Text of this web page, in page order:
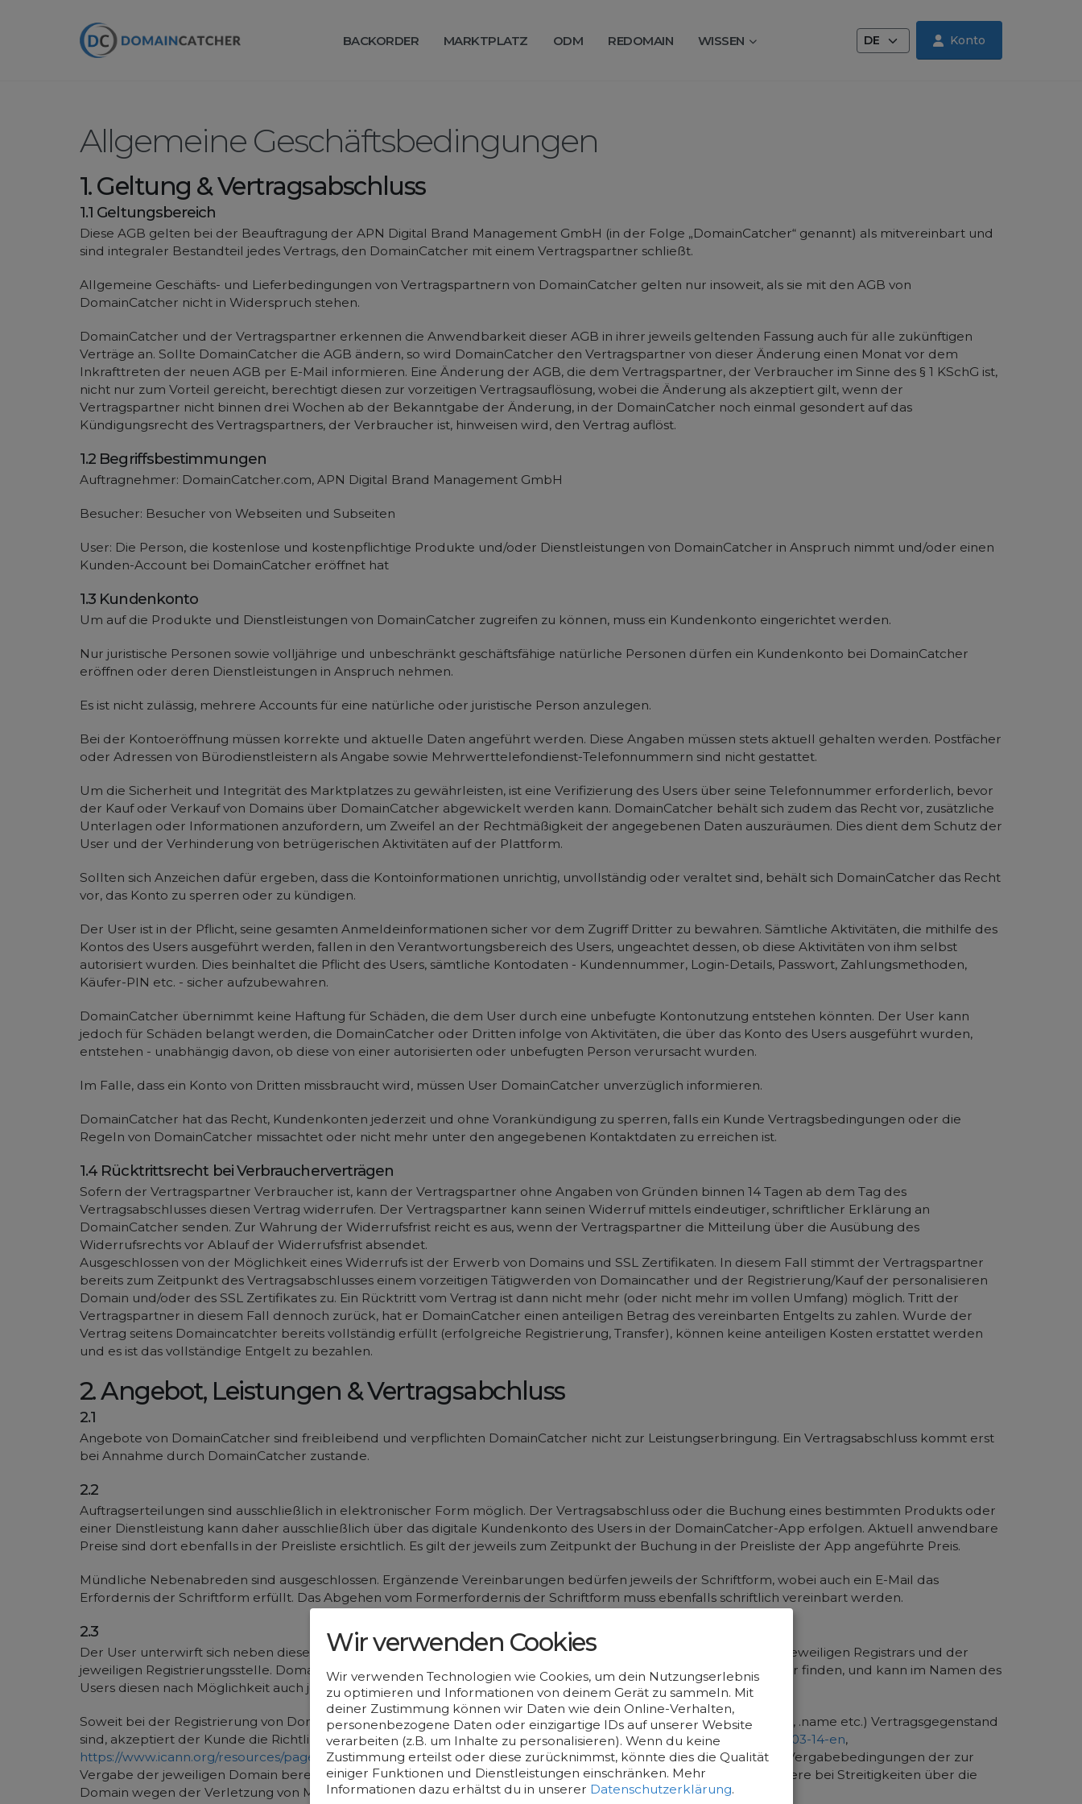
BACKORDER MARKTPLATZ ODM REDOMAIN WISSEN Sprache wechseln
Konto
Allgemeine Geschäftsbedingungen
1. Geltung & Vertragsabschluss
1.1 Geltungsbereich
Diese AGB gelten bei der Beauftragung der APN Digital Brand Management GmbH (in der Folge „DomainCatcher“ genannt) als mitvereinbart und
sind integraler Bestandteil jedes Vertrags, den DomainCatcher mit einem Vertragspartner schließt.
Allgemeine Geschäfts- und Lieferbedingungen von Vertragspartnern von DomainCatcher gelten nur insoweit, als sie mit den AGB von
DomainCatcher nicht in Widerspruch stehen.
DomainCatcher und der Vertragspartner erkennen die Anwendbarkeit dieser AGB in ihrer jeweils geltenden Fassung auch für alle zukünftigen
Verträge an. Sollte DomainCatcher die AGB ändern, so wird DomainCatcher den Vertragspartner von dieser Änderung einen Monat vor dem
Inkrafttreten der neuen AGB per E-Mail informieren. Eine Änderung der AGB, die dem Vertragspartner, der Verbraucher im Sinne des § 1 KSchG ist,
nicht nur zum Vorteil gereicht, berechtigt diesen zur vorzeitigen Vertragsauflösung, wobei die Änderung als akzeptiert gilt, wenn der
Vertragspartner nicht binnen drei Wochen ab der Bekanntgabe der Änderung, in der DomainCatcher noch einmal gesondert auf das
Kündigungsrecht des Vertragspartners, der Verbraucher ist, hinweisen wird, den Vertrag auflöst.
1.2 Begriffsbestimmungen
Auftragnehmer: DomainCatcher.com, APN Digital Brand Management GmbH
Besucher: Besucher von Webseiten und Subseiten
User: Die Person, die kostenlose und kostenpflichtige Produkte und/oder Dienstleistungen von DomainCatcher in Anspruch nimmt und/oder einen
Kunden-Account bei DomainCatcher eröffnet hat
1.3 Kundenkonto
Um auf die Produkte und Dienstleistungen von DomainCatcher zugreifen zu können, muss ein Kundenkonto eingerichtet werden.
Nur juristische Personen sowie volljährige und unbeschränkt geschäftsfähige natürliche Personen dürfen ein Kundenkonto bei DomainCatcher
eröffnen oder deren Dienstleistungen in Anspruch nehmen.
Es ist nicht zulässig, mehrere Accounts für eine natürliche oder juristische Person anzulegen.
Bei der Kontoeröffnung müssen korrekte und aktuelle Daten angeführt werden. Diese Angaben müssen stets aktuell gehalten werden. Postfächer
oder Adressen von Bürodienstleistern als Angabe sowie Mehrwerttelefondienst-Telefonnummern sind nicht gestattet.
Um die Sicherheit und Integrität des Marktplatzes zu gewährleisten, ist eine Verifizierung des Users über seine Telefonnummer erforderlich, bevor
der Kauf oder Verkauf von Domains über DomainCatcher abgewickelt werden kann. DomainCatcher behält sich zudem das Recht vor, zusätzliche
Unterlagen oder Informationen anzufordern, um Zweifel an der Rechtmäßigkeit der angegebenen Daten auszuräumen. Dies dient dem Schutz der
User und der Verhinderung von betrügerischen Aktivitäten auf der Plattform.
Sollten sich Anzeichen dafür ergeben, dass die Kontoinformationen unrichtig, unvollständig oder veraltet sind, behält sich DomainCatcher das Recht
vor, das Konto zu sperren oder zu kündigen.
Der User ist in der Pflicht, seine gesamten Anmeldeinformationen sicher vor dem Zugriff Dritter zu bewahren. Sämtliche Aktivitäten, die mithilfe des
Kontos des Users ausgeführt werden, fallen in den Verantwortungsbereich des Users, ungeachtet dessen, ob diese Aktivitäten von ihm selbst
autorisiert wurden. Dies beinhaltet die Pflicht des Users, sämtliche Kontodaten - Kundennummer, Login-Details, Passwort, Zahlungsmethoden,
Käufer-PIN etc. - sicher aufzubewahren.
DomainCatcher übernimmt keine Haftung für Schäden, die dem User durch eine unbefugte Kontonutzung entstehen könnten. Der User kann
jedoch für Schäden belangt werden, die DomainCatcher oder Dritten infolge von Aktivitäten, die über das Konto des Users ausgeführt wurden,
entstehen - unabhängig davon, ob diese von einer autorisierten oder unbefugten Person verursacht wurden.
Im Falle, dass ein Konto von Dritten missbraucht wird, müssen User DomainCatcher unverzüglich informieren.
DomainCatcher hat das Recht, Kundenkonten jederzeit und ohne Vorankündigung zu sperren, falls ein Kunde Vertragsbedingungen oder die
Regeln von DomainCatcher missachtet oder nicht mehr unter den angegebenen Kontaktdaten zu erreichen ist.
1.4 Rücktrittsrecht bei Verbraucherverträgen
Sofern der Vertragspartner Verbraucher ist, kann der Vertragspartner ohne Angaben von Gründen binnen 14 Tagen ab dem Tag des
Vertragsabschlusses diesen Vertrag widerrufen. Der Vertragspartner kann seinen Widerruf mittels eindeutiger, schriftlicher Erklärung an
DomainCatcher senden. Zur Wahrung der Widerrufsfrist reicht es aus, wenn der Vertragspartner die Mitteilung über die Ausübung des
Widerrufsrechts vor Ablauf der Widerrufsfrist absendet.
Ausgeschlossen von der Möglichkeit eines Widerrufs ist der Erwerb von Domains und SSL Zertifikaten. In diesem Fall stimmt der Vertragspartner
bereits zum Zeitpunkt des Vertragsabschlusses einem vorzeitigen Tätigwerden von Domaincather und der Registrierung/Kauf der personalisieren
Domain und/oder des SSL Zertifikates zu. Ein Rücktritt vom Vertrag ist dann nicht mehr (oder nicht mehr im vollen Umfang) möglich. Tritt der
Vertragspartner in diesem Fall dennoch zurück, hat er DomainCatcher einen anteiligen Betrag des vereinbarten Entgelts zu zahlen. Wurde der
Vertrag seitens Domaincatchter bereits vollständig erfüllt (erfolgreiche Registrierung, Transfer), können keine anteiligen Kosten erstattet werden
und es ist das vollständige Entgelt zu bezahlen.
2. Angebot, Leistungen & Vertragsabchluss
2.1
Angebote von DomainCatcher sind freibleibend und verpflichten DomainCatcher nicht zur Leistungserbringung. Ein Vertragsabschluss kommt erst
bei Annahme durch DomainCatcher zustande.
2.2
Auftragserteilungen sind ausschließlich in elektronischer Form möglich. Der Vertragsabschluss oder die Buchung eines bestimmten Produkts oder
einer Dienstleistung kann daher ausschließlich über das digitale Kundenkonto des Users in der DomainCatcher-App erfolgen. Aktuell anwendbare
Preise sind dort ebenfalls in der Preisliste ersichtlich. Es gilt der jeweils zum Zeitpunkt der Buchung in der Preisliste der App angeführte Preis.
Mündliche Nebenabreden sind ausgeschlossen. Ergänzende Vereinbarungen bedürfen jeweils der Schriftform, wobei auch ein E-Mail das
Erfordernis der Schriftform erfüllt. Das Abgehen vom Formerfordernis der Schriftform muss ebenfalls schriftlich vereinbart werden.
2.3
Der User unterwirft sich neben diesen allgemeinen Geschäftsbedingungen auch den Geschäftsbedingungen des jeweiligen Registrars und der
jeweiligen Registrierungsstelle. DomainCatcher wird nach eigenem Ermessen den jeweiligen Registrierungspartner finden, und kann im Namen des
Users diesen nach Möglichkeit auch jederzeit ändern.
Soweit bei der Registrierung von Domains .com-, .net-, .org-Domains oder andere Top Level Domains (z. B. .info, .biz, .name etc.) Vertragsgegenstand
sind, akzeptiert der Kunde die Richtlinien der ICANN (https://www.icann.org/resources/pages/responsibilities-2014-03-14-en,
https://www.icann.org/resources/pages/benefits-2013-09-16-en) sowie ggf. die Richtlinien und Registrierungs- und Vergabebedingungen der zur
Vergabe der jeweiligen Domain berechtigten Organisation (Afilias (.info), PIR (.org), VeriSign (.com, .net)), insbesondere bei Streitigkeiten über die
Domain wegen der Verletzung von Marken-, Namens- und sonstigen Schutzrechten.
Wir verwenden Cookies
Wir verwenden Technologien wie Cookies, um dein Nutzungserlebnis
zu optimieren und Informationen von deinem Gerät zu sammeln. Mit
deiner Zustimmung können wir Daten wie dein Online-Verhalten,
personenbezogene Daten oder einzigartige IDs auf unserer Website
verarbeiten (z.B. um Inhalte zu personalisieren). Wenn du keine
Zustimmung erteilst oder diese zurücknimmst, könnte dies die Qualität
einiger Funktionen und Dienstleistungen einschränken. Mehr
Informationen dazu erhältst du in unserer Datenschutzerklärung.